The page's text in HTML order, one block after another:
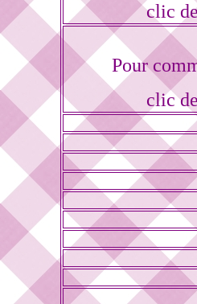
clic
Pour
clic